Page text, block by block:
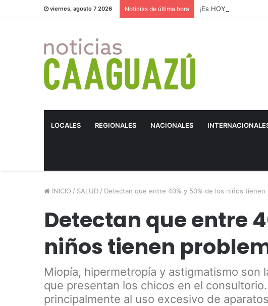
viernes, agosto 7 2026 Noticias de última hora ¡Es HOY! La final del
LOCALES REGIONALES NACIONALES
INICIO / SALUD / Detectan que entre 40% y 50% de los niños tienen
Detectan que entre
niños tienen
Miopía, hipermetropía y astigmatismo son
que presentan los chicos en el
principalmente al uso excesivo de